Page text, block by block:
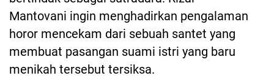
Mantovani ingin menghadirkan pengalaman
horor mencekam dari sebuah santet yang
membuat pasangan suami istri yang baru
menikah tersebut tersiksa.